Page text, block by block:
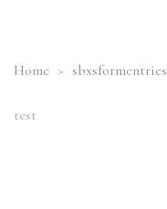
Home > sbxsformentries
test